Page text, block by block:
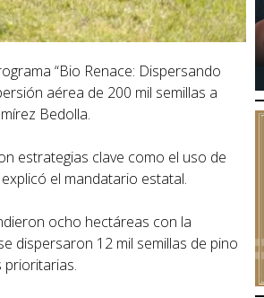
“Bio Renace: Dispersando
aérea de 200 mil semillas a
Bedolla.
estrategias clave como el uso de
el mandatario estatal.
ocho hectáreas con la
dispersaron 12 mil semillas de pino
prioritarias.